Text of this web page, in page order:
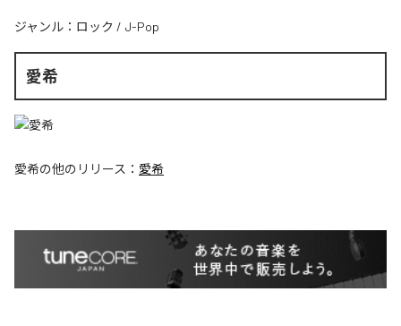
ジャンル： ロック / J-Pop
愛希
愛希の他のリリース： 愛希